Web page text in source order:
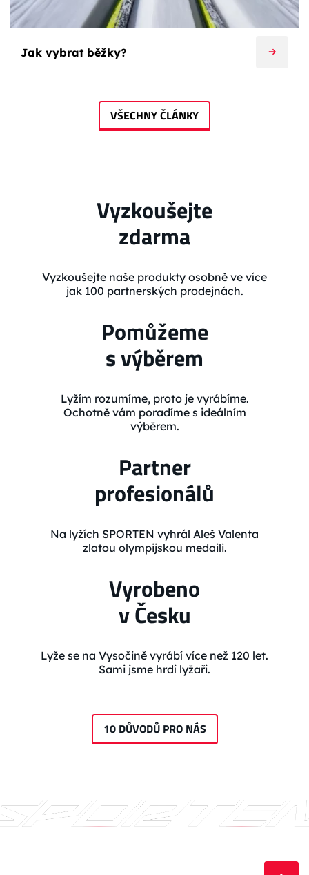
Jak vybrat běžky?
VŠECHNY ČLÁNKY
Vyzkoušejte
zdarma
Vyzkoušejte naše produkty osobně ve více
jak 100 partnerských prodejnách.
Pomůžeme
s výběrem
Lyžím rozumíme, proto je vyrábíme.
Ochotně vám poradíme s ideálním
výběrem.
Partner
profesionálů
Na lyžích SPORTEN vyhrál Aleš Valenta
zlatou olympijskou medaili.
Vyrobeno
v Česku
Lyže se na Vysočině vyrábí více než 120 let.
Sami jsme hrdí lyžaři.
10 DŮVODŮ PRO NÁS